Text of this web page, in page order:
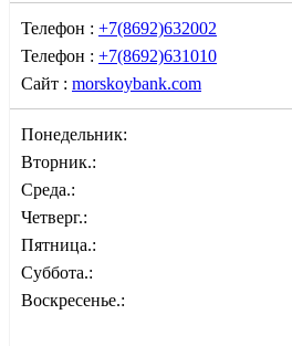
Телефон : +7(8692)632002
Телефон : +7(8692)631010
Сайт : morskoybank.com
Понедельник:
Вторник.:
Среда.:
Четверг.:
Пятница.:
Суббота.:
Воскресенье.: